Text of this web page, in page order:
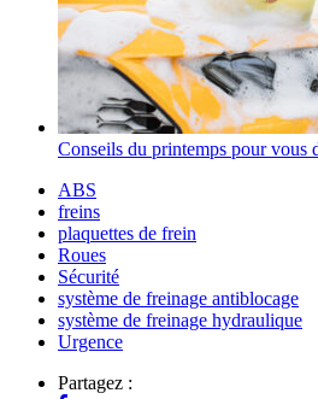
Conseils du printemps pour vous
ABS
freins
plaquettes de frein
Roues
Sécurité
système de freinage antiblocage
système de freinage hydraulique
Urgence
Partagez :